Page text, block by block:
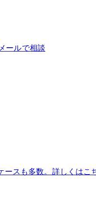
メールで相談
ースも多数。詳しくはこ